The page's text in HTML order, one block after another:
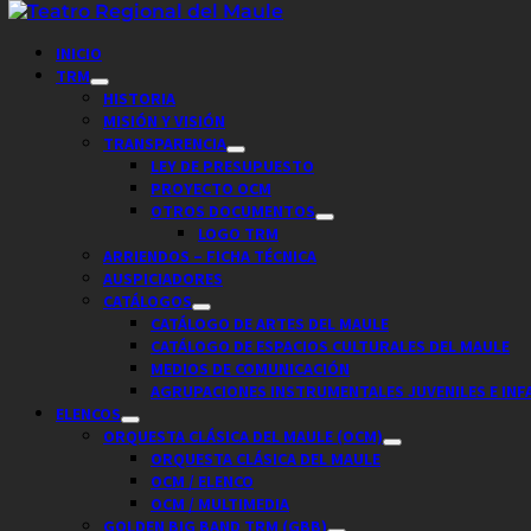
Saltar
contenido
Menú
principal
INICIO
TRM
HISTORIA
MISIÓN Y VISIÓN
TRANSPARENCIA
LEY DE PRESUPUESTO
PROYECTO OCM
OTROS DOCUMENTOS
LOGO TRM
ARRIENDOS – FICHA TÉCNICA
AUSPICIADORES
CATÁLOGOS
CATÁLOGO DE ARTES DEL MAULE
CATÁLOGO DE ESPACIOS CULTURALES DEL MAULE
MEDIOS DE COMUNICACIÓN
AGRUPACIONES INSTRUMENTALES JUVENILES E
ELENCOS
ORQUESTA CLÁSICA DEL MAULE (OCM)
ORQUESTA CLÁSICA DEL MAULE
OCM / ELENCO
OCM / MULTIMEDIA
GOLDEN BIG BAND TRM (GBB)